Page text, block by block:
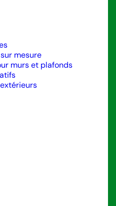
mesure
murs et plafonds